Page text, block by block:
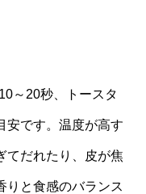
～20秒、トースタ
安です。温度が高す
てだれたり、皮が焦
りと食感のバランス